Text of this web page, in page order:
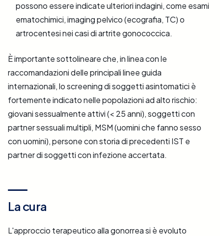
possono essere indicate ulteriori indagini, come esami
ematochimici, imaging pelvico (ecografia, TC) o
artrocentesi nei casi di artrite gonococcica.
È importante sottolineare che, in linea con le
raccomandazioni delle principali linee guida
internazionali, lo screening di soggetti asintomatici è
fortemente indicato nelle popolazioni ad alto rischio:
giovani sessualmente attivi (< 25 anni), soggetti con
partner sessuali multipli, MSM (uomini che fanno sesso
con uomini), persone con storia di precedenti IST e
partner di soggetti con infezione accertata.
La cura
L'approccio terapeutico alla gonorrea si è evoluto